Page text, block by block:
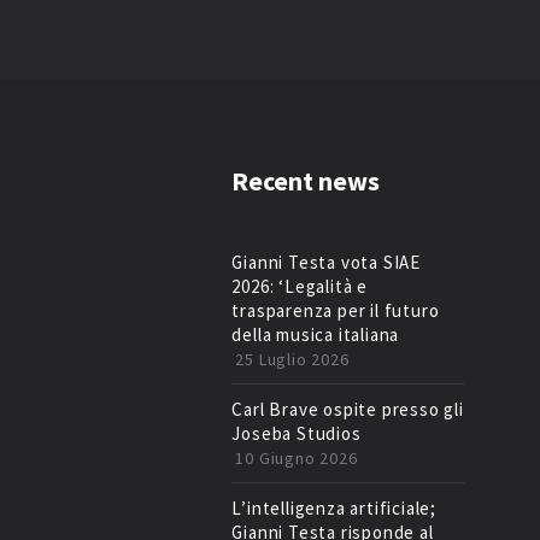
Recent news
Gianni Testa vota SIAE
2026: ‘Legalità e
trasparenza per il futuro
della musica italiana
25 Luglio 2026
Carl Brave ospite presso gli
Joseba Studios
10 Giugno 2026
L’intelligenza artificiale;
Gianni Testa risponde al